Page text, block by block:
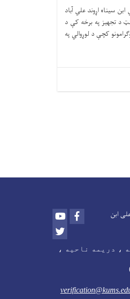
سینا» اړوند علي آباد
د تجهیز په برخه کې د
کچې د لوړوالي په
ابن Youtube
، دریمه ناحیه ،